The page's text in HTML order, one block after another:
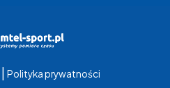
| Polityka prywatności